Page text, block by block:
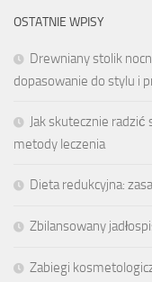
OSTATNIE WPISY
Drewniany stolik
dopasowanie do stylu i
Jak skutecznie
metody leczenia
Dieta redukcyjna:
Zbilansowany
Zabiegi